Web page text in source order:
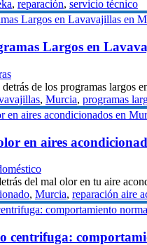
, reparación, servicio técnico
Largos en
detrás de los programas
, Murcia, programas
en aires
del mal olor en tu aire
, Murcia, reparación aire
centrifuga: